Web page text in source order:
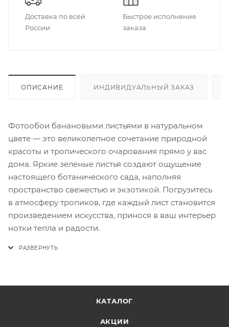
Доставка по всей
России
Быстрое исполнение
заказа
ОПИСАНИЕ ИНДИВИДУАЛЬНЫЙ ЗАКАЗ
Фотообои банановыми листьями в натуральном
цвете — это великолепное сочетание природной
красоты и тропического очарования прямо у вас
дома. Яркие зеленые листья создают ощущение
настоящего ботанического сада, наполняя
пространство свежестью и экзотикой. Погрузитесь
в атмосферу тропиков, где каждый лист становится
произведением искусства, принося в ваш интерьер
нотки тепла и радости.
КАТАЛОГ
АКЦИИ